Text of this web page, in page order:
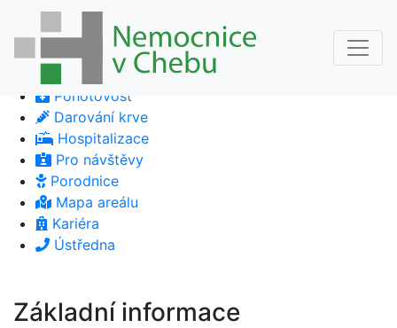
Pohotovost
Darování krve
Hospitalizace
Pro návštěvy
Porodnice
Mapa areálu
Kariéra
Ústředna
Základní informace